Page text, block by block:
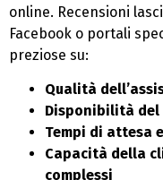
online. Recensioni
Facebook o portali
preziose su:
Qualità
Disponibilità del
Tempi di attesa
Capacità della
complessi